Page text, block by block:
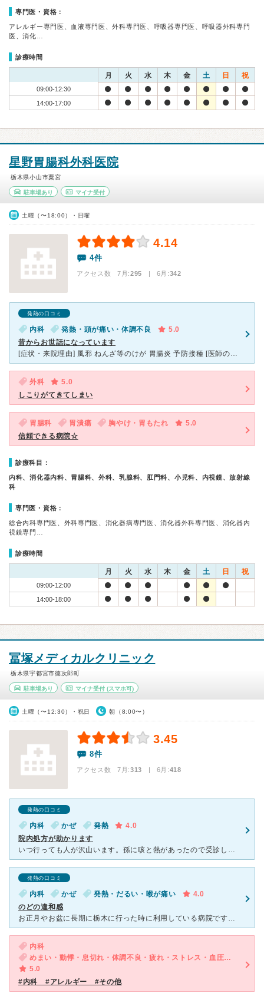
専門医・資格：
アレルギー専門医、血液専門医、外科専門医、呼吸器専門医、呼吸器外科専門
医、消化…
診療時間
月 火 水 木 金 土 日 祝
09:00-12:30
14:00-17:00
星野胃腸科外科医院
栃木県小山市粟宮
駐車場あり マイナ受付
土曜（〜18:00）・日曜
4.14
4件
アクセス数 7月:295 | 6月:342
発熱の口コミ
内科 発熱・頭が痛い・体調不良
5.0
昔からお世話になっています
[症状・来院理由] 風邪 ねんざ等のけが 胃腸炎 予防接種 [医師の診断・治療法] 問診 のどの診察 聴診器による診察 触診 [感想・費用・待ち時間・看護師などスタッフの対応]
外科
5.0
しこりがてきてしまい
胃腸科 胃潰瘍 胸やけ・胃もたれ
5.0
信頼できる病院☆
診療科目：
内科、消化器内科、胃腸科、外科、乳腺科、肛門科、小児科、内視鏡、放射線
科
専門医・資格：
総合内科専門医、外科専門医、消化器病専門医、消化器外科専門医、消化器内
視鏡専門…
診療時間
月 火 水 木 金 土 日 祝
09:00-12:00
14:00-18:00
冨塚メディカルクリニック
栃木県宇都宮市徳次郎町
駐車場あり マイナ受付(スマホ可)
土曜（〜12:30）・祝日 朝（8:00〜）
3.45
8件
アクセス数 7月:313 | 6月:418
発熱の口コミ
内科 かぜ 発熱
4.0
院内処方が助かります
いつ行っても人が沢山います。孫に咳と熱があったので受診しました。この日も年配の方が沢山いたのですが、子供で熱もあるということもあってか、早めに診察して下さいました。女医さんだった時はよく看てくれて好感
発熱の口コミ
内科 かぜ 発熱・だるい・喉が痛い
4.0
のどの違和感
お正月やお盆に長期に栃木に行った時に利用している病院です。小児科もあります。年末で発熱もあり調子が悪かったので早めに受信をしました。院長先生がとてもユニークな方で、「のどが、ビー玉が詰まっているかのよ
内科
めまい・動悸・息切れ・体調不良・疲れ・ストレス・血圧が高い
5.0
#内科 #アレルギー #その他